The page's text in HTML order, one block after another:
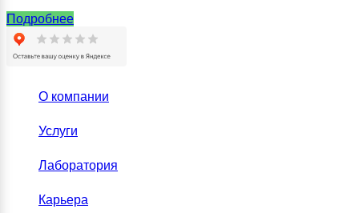
Подробнее
О компании
Услуги
Лаборатория
Карьера